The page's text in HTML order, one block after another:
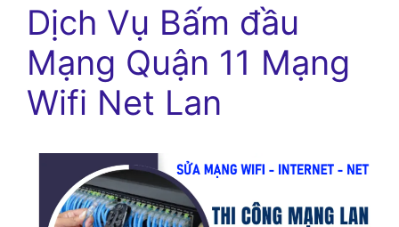
Dịch Vụ Bấm đầu
Mạng Quận 11 Mạng
Wifi Net Lan